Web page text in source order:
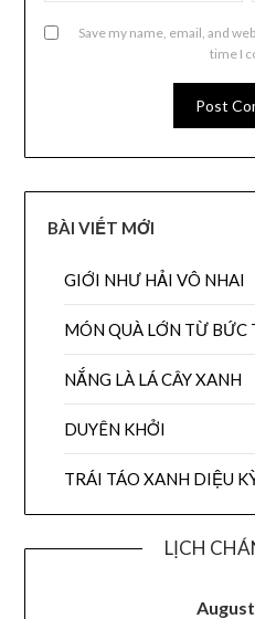
Save my name, email, and
time I
BÀI VIẾT MỚI
GIỚI NHƯ HẢI VÔ NHAI
MÓN QUÀ LỚN TỪ BỨC
NẮNG LÀ LÁ CÂY XANH
DUYÊN KHỞI
TRÁI TÁO XANH DIỆU
LỊCH